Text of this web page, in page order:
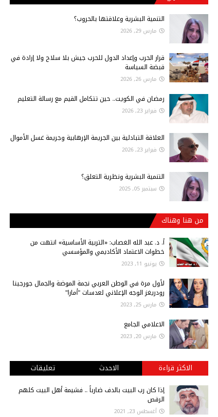
التنمية البشرية وعلاقتها بالحروب؟
مارس 29, 2026
قرار الحرب وإعداد الدول للحرب جيش بلا سلاح ولا إرادة في
قبضة السياسة
مارس 26, 2026
رمضان في الكويت.. حين تتكامل القيم مع رسالة التعليم
فبراير 23, 2026
العلاقة التبادلية بين الجريمة الإرهابية وجريمة غسل الأموال
فبراير 23, 2026
التنمية البشرية ونظرية التعلق؟
سبتمبر 05, 2025
من هنا وهناك
أ‌. د. عبد الله الغصاب: «التربية الأساسية» انتهت من
خطوات الاعتماد الأكاديمي والمؤسسي
يونيو 11, 2023
لأول مرة في الوطن العربي نجمة الموضة والجمال جورجينا
رودريغز الوجه الإعلاني لعدسات "أمارا"
مارس 25, 2023
الاعلامي الجامع
مارس 20, 2023
الاكثر قراءة الاحدث تعليقات
إذا كان رب البيت بالدف ضارباً .. فشيمة أهل البيت كلهم
الرقص
أغسطس 23, 2021